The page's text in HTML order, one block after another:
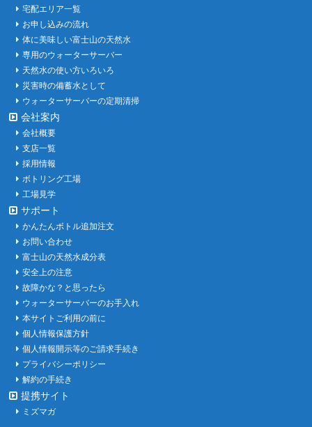
宅配エリア一覧
お申し込みの流れ
体に美味しい富士山の天然水
専用のウォーターサーバー
天然水の使い方いろいろ
災害時の備蓄水として
ウォーターサーバーの定期清掃
会社案内
会社概要
支店一覧
採用情報
ボトリング工場
工場見学
サポート
かんたんボトル追加注文
お問い合わせ
富士山の天然水成分表
安全上の注意
故障かな？と思ったら
ウォーターサーバーのお手入れ
本サイトご利用の前に
個人情報保護方針
個人情報開示等のご請求手続き
プライバシーポリシー
解約の手続き
提携サイト
ミズマガ